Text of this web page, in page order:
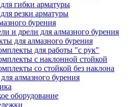
гибки арматуры
резки арматуры
бурения
и дрели для алмазного бурения
для алмазного бурения
для работы "с рук"
с наклонной стойкой
со стойкой без наклона
алмазного бурения
оборудование